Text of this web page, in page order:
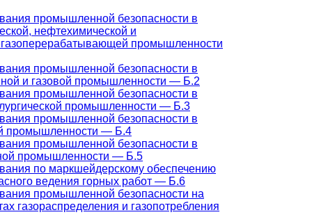
промышленной безопасности в
нефтехимической и
промышленности
промышленной безопасности в
и газовой промышленности — Б.2
промышленной безопасности в
промышленности — Б.3
промышленной безопасности в
промышленности — Б.4
промышленной безопасности в
промышленности — Б.5
по маркшейдерскому обеспечению
ведения горных работ — Б.6
промышленной безопасности на
газораспределения и газопотребления